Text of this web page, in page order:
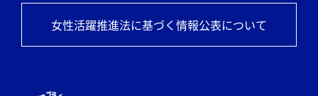
女性活躍推進法に基づく情報公表について